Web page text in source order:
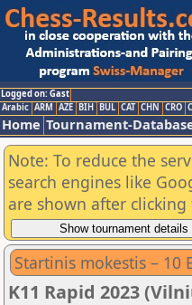
Logged on: Gast
Arabic ARM AZE BIH BUL CAT CHN CRO
Home Tournament-
Note: To reduce the
search engines like
are shown after
Startinis mokestis – 10
K11 Rapid 2023